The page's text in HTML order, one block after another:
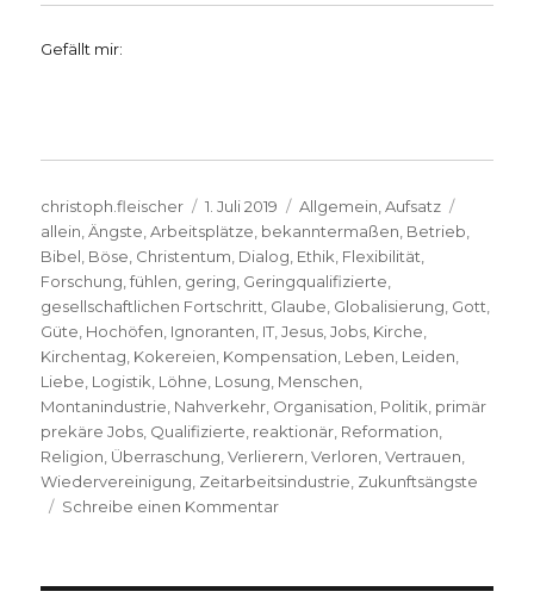
Gefällt mir:
Autor
christoph.fleischer
Veröffentlicht
am
1. Juli 2019 Kategorien
Allgemein ,Aufsatz
allein ,Ängste ,Arbeitsplätze bekanntermaßen Betrieb
Bibel Böse Christentum Dialog Ethik Flexibilität
Forschung ,fühlen gering Geringqualifizierte
gesellschaftlichen Fortschritt Glaube Globalisierung Gott
Güte Hochöfen Ignoranten IT ,Jesus ,Jobs Kirche
Kirchentag Kokereien Kompensation Leben Leiden
Liebe Logistik Löhne Losung Menschen
Montanindustrie Nahverkehr Organisation Politik primär
prekäre Jobs Qualifizierte reaktionär Reformation
Religion Überraschung ,Verlierern ,Verloren ,Vertrauen
Wiedervereinigung Zeitarbeitsindustrie Zukunftsängste
Schreibe einen Kommentarzu